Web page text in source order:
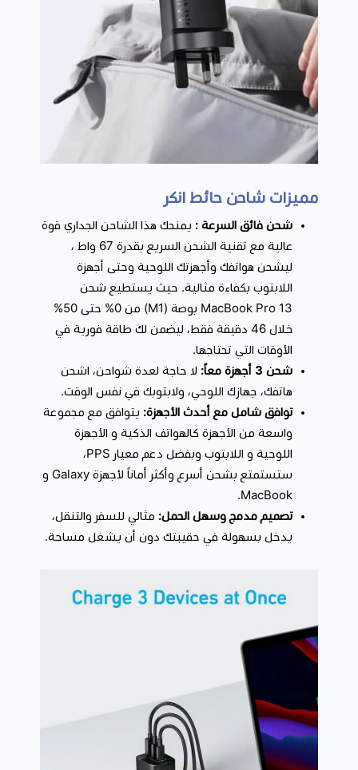
مميزات شاحن حائط انكر
شحن فائق السرعة : يمنحك هذا الشاحن الجداري قوة
عالية مع تقنية الشحن السريع بقدرة 67 واط ،
ليشحن هواتفك وأجهزتك اللوحية وحتى أجهزة
اللابتوب بكفاءة مثالية. حيث يستطيع شحن
MacBook Pro 13 بوصة (M1) من 0% حتى 50%
خلال 46 دقيقة فقط، ليضمن لك طاقة فورية في
الأوقات التي تحتاجها.
شحن 3 أجهزة معاً:
لا حاجة لعدة شواحن، اشحن
هاتفك، جهازك اللوحي، ولابتوبك في نفس الوقت.
توافق شامل مع أحدث الأجهزة: يتوافق مع مجموعة
واسعة من الأجهزة كالهواتف الذكية و الأجهزة
اللوحية و اللابتوب وبفضل دعم معيار PPS،
ستستمتع بشحن أسرع وأكثر أماناً لأجهزة Galaxy و
MacBook.
تصميم مدمج وسهل الحمل: مثالي للسفر والتنقل،
يدخل بسهولة في حقيبتك دون أن يشغل مساحة.